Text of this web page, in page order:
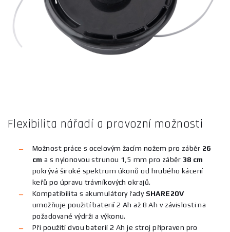
Flexibilita nářadí a provozní možnosti
Možnost práce s ocelovým žacím nožem pro záběr 26
cm a s nylonovou strunou 1,5 mm pro záběr 38 cm
pokrývá široké spektrum úkonů od hrubého kácení
keřů po úpravu trávníkových okrajů.
Kompatibilita s akumulátory řady SHARE20V
umožňuje použití baterií 2 Ah až 8 Ah v závislosti na
požadované výdrži a výkonu.
Při použití dvou baterií 2 Ah je stroj připraven pro